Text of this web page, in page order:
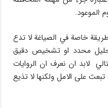
الموعود.
خاصة في الصياغة لا تدع
محدد او تشخيص دقيق
لابد ان نعرف ان الروايات
على الامل ولكنها لا تذيع